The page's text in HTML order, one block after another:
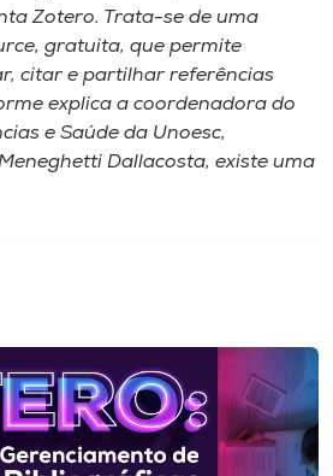
Zotero. Trata-se de uma
gratuita, que permite
citar e partilhar referências
explica a coordenadora do
e Saúde da Unoesc,
Dallacosta, existe uma